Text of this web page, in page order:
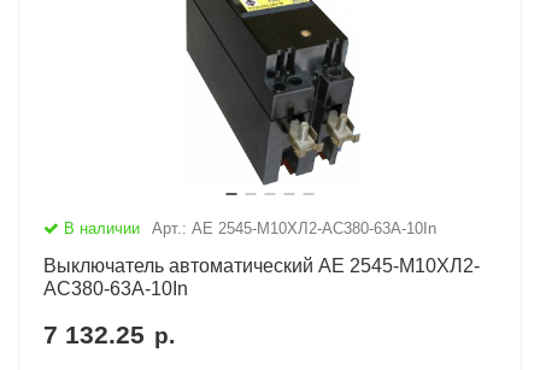
В наличии Арт.: АЕ 2545-М10ХЛ2-AC380-63А-10In
Выключатель автоматический АЕ 2545-М10ХЛ2-
AC380-63А-10In
7 132.25 р.